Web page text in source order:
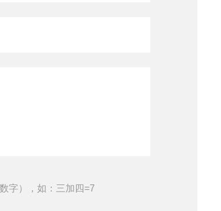
字），如：三加四=7